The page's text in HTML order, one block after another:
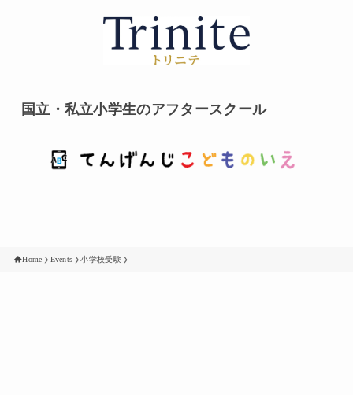
国立・私立小学生のアフタースクール
Home Events 小学校受験